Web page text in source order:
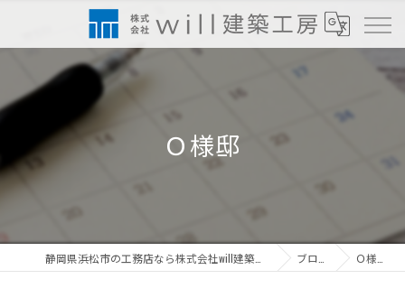
Ｏ様邸
ブログ Ｏ様邸